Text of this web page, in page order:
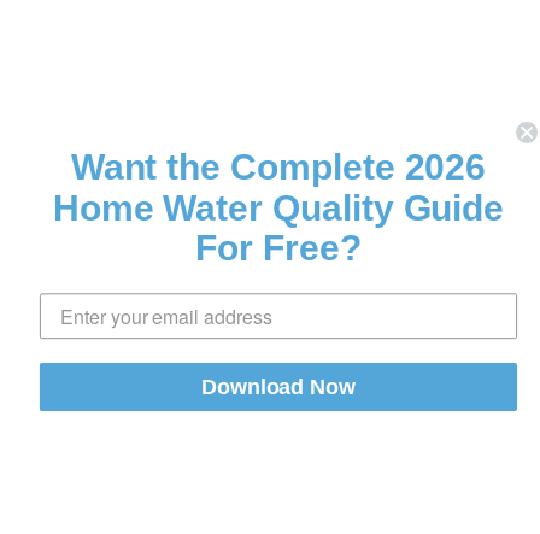
Want the Complete 2026
Home Water Quality Guide
For Free?
Download Now